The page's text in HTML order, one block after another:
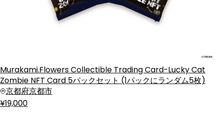
Murakami.Flowers Collectible Trading Card-Lucky Cat
Zombie NFT Card 5パックセット (1パックにランダム5枚)
京都府京都市
¥19,000